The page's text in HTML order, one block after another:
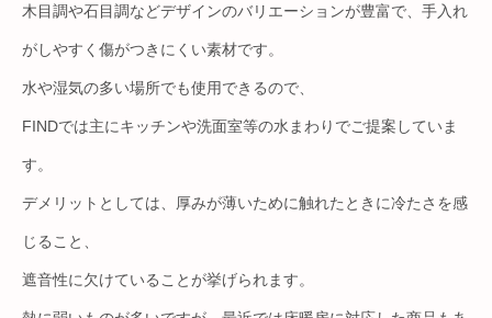
木目調や石目調などデザインのバリエーションが豊富で、手入れ
がしやすく傷がつきにくい素材です。
水や湿気の多い場所でも使用できるので、
FINDでは主にキッチンや洗面室等の水まわりでご提案していま
す。
デメリットとしては、厚みが薄いために触れたときに冷たさを感
じること、
遮音性に欠けていることが挙げられます。